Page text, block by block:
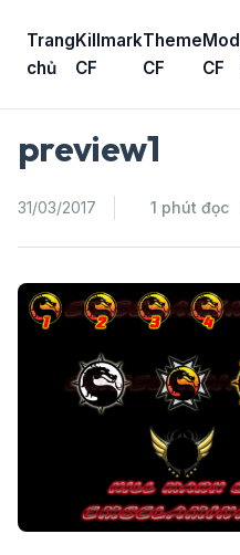
content
Trang
chủ
Killmark
CF
Theme
CF
Mod
CF
preview1
31/03/2017 1 phút đọc